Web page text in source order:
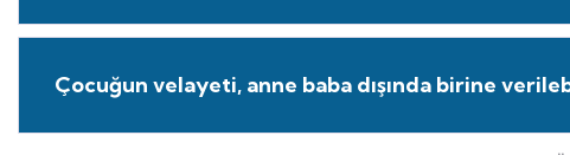
Çocuğun velayeti, anne baba dışında birine